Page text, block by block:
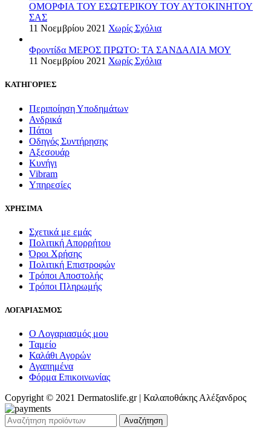
ΟΜΟΡΦΙΑ ΤΟΥ ΕΣΩΤΕΡΙΚΟΥ ΤΟΥ ΑΥΤΟΚΙΝΗΤΟΥ
ΣΑΣ
11 Νοεμβρίου 2021 Χωρίς Σχόλια
Φροντίδα ΜΕΡΟΣ ΠΡΩΤΟ: ΤΑ ΣΑΝΔΑΛΙΑ ΜΟΥ
11 Νοεμβρίου 2021 Χωρίς Σχόλια
ΚΑΤΗΓΟΡΙΕΣ
Περιποίηση Υποδημάτων
Ανδρικά
Πάτοι
Οδηγός Συντήρησης
Αξεσουάρ
Κυνήγι
Vibram
Υπηρεσίες
ΧΡΗΣΙΜΑ
Σχετικά με εμάς
Πολιτική Απορρήτου
Όροι Χρήσης
Πολιτική Επιστροφών
Τρόποι Αποστολής
Τρόποι Πληρωμής
ΛΟΓΑΡΙΑΣΜΟΣ
Ο Λογαριασμός μου
Ταμείο
Καλάθι Αγορών
Αγαπημένα
Φόρμα Επικοινωνίας
Copyright © 2021 Dermatoslife.gr | Καλαποθάκης Αλέξανδρος
Αναζήτηση